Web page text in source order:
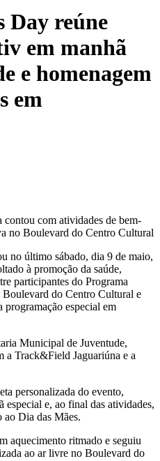
Day reúne
em manhã
e homenagem
em
com atividades de bem-
no Boulevard do Centro Cultural
no último sábado, dia 9 de maio,
à promoção da saúde,
participantes do Programa
do Centro Cultural e
programação especial em
Municipal de Juventude,
a Track&Field Jaguariúna e a
personalizada do evento,
especial e, ao final das atividades,
ao Dia das Mães.
aquecimento ritmado e seguiu
ao ar livre no Boulevard do